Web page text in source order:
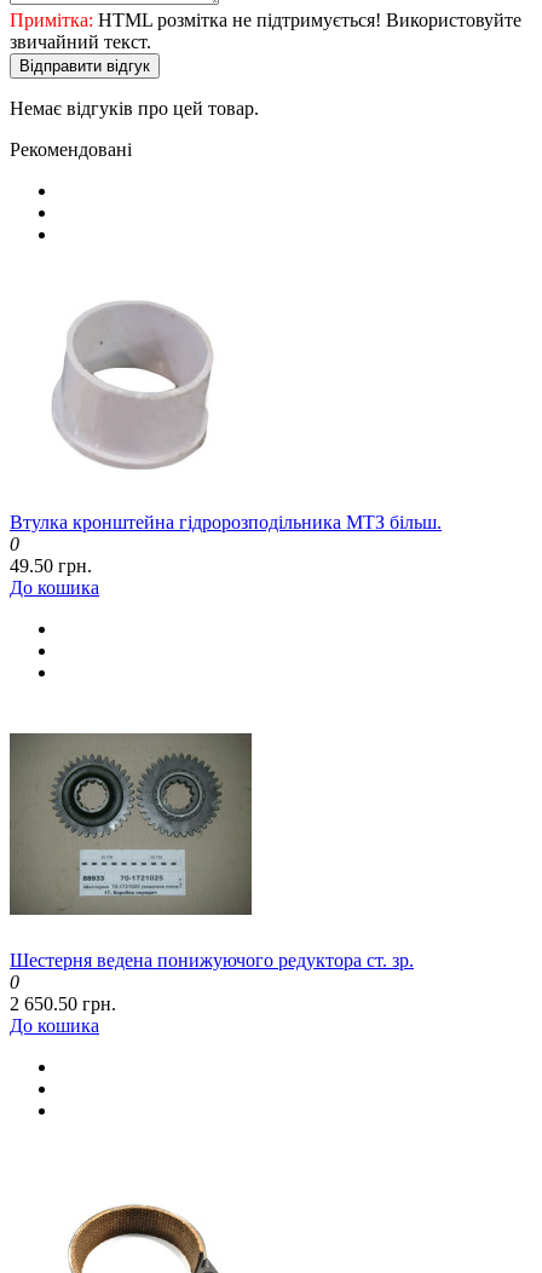
Примітка: HTML розмітка не підтримується! Використовуйте
звичайний текст.
Відправити відгук
Немає відгуків про цей товар.
Рекомендовані
Втулка кронштейна гідророзподільника МТЗ більш.
0
49.50 грн.
До кошика
Шестерня ведена понижуючого редуктора ст. зр.
0
2 650.50 грн.
До кошика